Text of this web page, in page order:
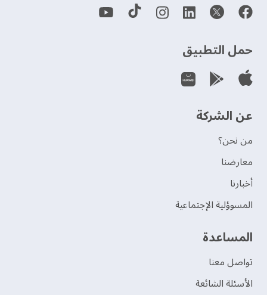
حمل التطبيق
عن الشركة
من نحن؟
‫معارضنا‬
‫أخبارنا‬
المسوؤلية الإجتماعية
‫المساعدة‬
تواصل معنا
الأسئلة الشائعة